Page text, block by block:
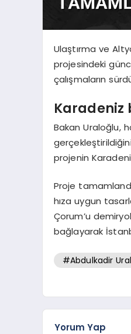
Ulaştırma ve
projesindeki
çalışmaların
Karadeniz
Bakan Uraloğlu,
projenin
Proje
hıza uygun
Çorum’u
bağlayarak
#Abdulkadir
Yorum Yap